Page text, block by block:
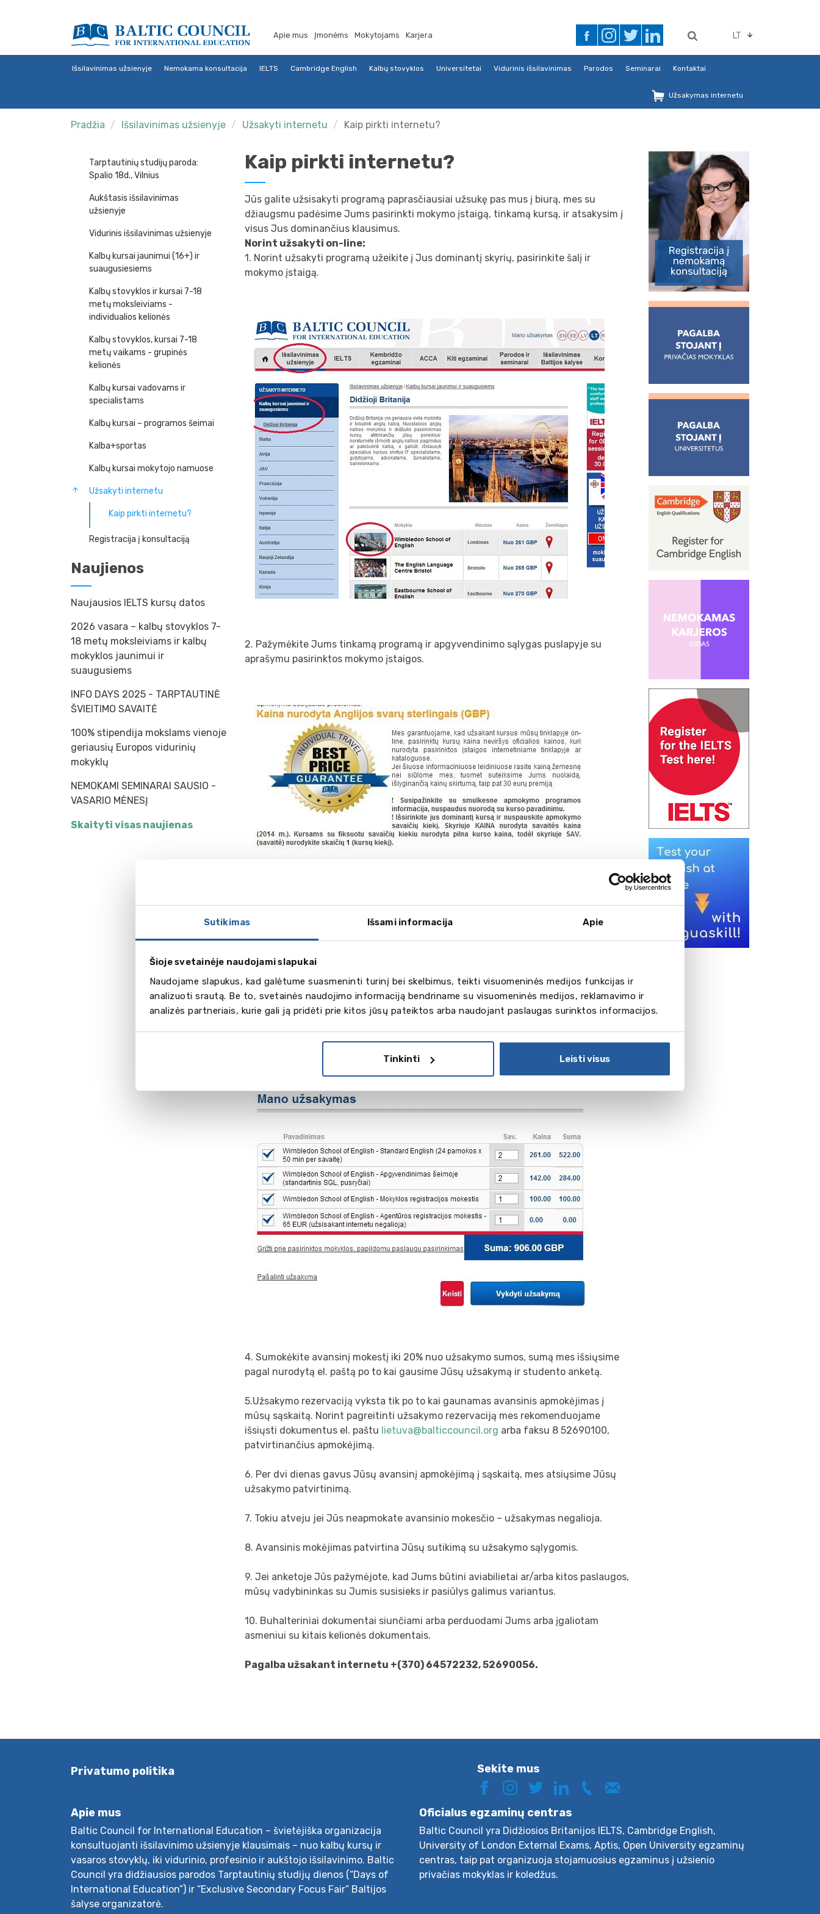
Sutikimas Išsami informacija Apie
Šioje svetainėje naudojami slapukai
Naudojame slapukus, kad galėtume suasmeninti turinį bei skelbimus, teikti visuomeninės medijos funkcijas ir
analizuoti srautą. Be to, svetainės naudojimo informaciją bendriname su visuomeninės medijos, reklamavimo ir
analizės partneriais, kurie gali ją pridėti prie kitos jūsų pateiktos arba naudojant paslaugas surinktos informacijos.
Tinkinti Leisti visus
Apie mus Įmonėms Mokytojams Karjera LT
Išsilavinimas užsienyje Nemokama konsultacija IELTS Cambridge English Kalbų stovyklos Universitetai Vidurinis išsilavinimas Parodos Seminarai Kontaktai
Užsakymas internetu
Pradžia Išsilavinimas užsienyje Užsakyti internetu Kaip pirkti internetu?
Tarptautinių studijų paroda:
Spalio 18d., Vilnius
Aukštasis išsilavinimas
užsienyje
Vidurinis išsilavinimas užsienyje
Kalbų kursai jaunimui (16+) ir
suaugusiesiems
Kalbų stovyklos ir kursai 7-18
metų moksleiviams -
individualios kelionės
Kalbų stovyklos, kursai 7-18
metų vaikams - grupinės
kelionės
Kalbų kursai vadovams ir
specialistams
Kalbų kursai – programos šeimai
Kalba+sportas
Kalbų kursai mokytojo namuose
Užsakyti internetu
Kaip pirkti internetu?
Registracija į konsultaciją
Naujienos
Naujausios IELTS kursų datos
2026 vasara – kalbų stovyklos 7-
18 metų moksleiviams ir kalbų
mokyklos jaunimui ir
suaugusiems
INFO DAYS 2025 - TARPTAUTINĖ
ŠVIEITIMO SAVAITĖ
100% stipendija mokslams vienoje
geriausių Europos vidurinių
mokyklų
NEMOKAMI SEMINARAI SAUSIO -
VASARIO MĖNESĮ
Skaityti visas naujienas
Kaip pirkti internetu?
Jūs galite užsisakyti programą paprasčiausiai užsukę pas mus į biurą, mes su
džiaugsmu padėsime Jums pasirinkti mokymo įstaigą, tinkamą kursą, ir atsakysim į
visus Jus dominančius klausimus.
Norint užsakyti on-line:
1. Norint užsakyti programą užeikite į Jus dominantį skyrių, pasirinkite šalį ir
mokymo įstaigą.
2. Pažymėkite Jums tinkamą programą ir apgyvendinimo sąlygas puslapyje su
aprašymu pasirinktos mokymo įstaigos.
3. Paspaudus mygtuką „užsakymo suma“ mokymo įstaigos puslapyje. Jūs
pamatysite bendrą programos sumą ir susipažinti su užsakymo sąlygomis.
užsakytojo anketą ir studento anketą.
4. Sumokėkite avansinį mokestį iki 20% nuo užsakymo sumos, sumą mes išsiųsime
pagal nurodytą el. paštą po to kai gausime Jūsų užsakymą ir studento anketą.
5.Užsakymo rezervaciją vyksta tik po to kai gaunamas avansinis apmokėjimas į
mūsų sąskaitą. Norint pagreitinti užsakymo rezervaciją mes rekomenduojame
išsiųsti dokumentus el. paštu lietuva@balticcouncil.org arba faksu 8 52690100,
patvirtinančius apmokėjimą.
6. Per dvi dienas gavus Jūsų avansinį apmokėjimą į sąskaitą, mes atsiųsime Jūsų
užsakymo patvirtinimą.
7. Tokiu atveju jei Jūs neapmokate avansinio mokesčio – užsakymas negalioja.
8. Avansinis mokėjimas patvirtina Jūsų sutikimą su užsakymo sąlygomis.
9. Jei anketoje Jūs pažymėjote, kad Jums būtini aviabilietai ar/arba kitos paslaugos,
mūsų vadybininkas su Jumis susisieks ir pasiūlys galimus variantus.
10. Buhalteriniai dokumentai siunčiami arba perduodami Jums arba įgaliotam
asmeniui su kitais kelionės dokumentais.
Pagalba užsakant internetu +(370) 64572232, 52690056.
Privatumo politika Sekite mus
Apie mus
Baltic Council for International Education – švietėjiška organizacija
konsultuojanti išsilavinimo užsienyje klausimais – nuo kalbų kursų ir
vasaros stovyklų, iki vidurinio, profesinio ir aukštojo išsilavinimo. Baltic
Council yra didžiausios parodos Tarptautinių studijų dienos (“Days of
International Education”) ir “Exclusive Secondary Focus Fair” Baltijos
šalyse organizatorė.
Oficialus egzaminų centras
Baltic Council yra Didžiosios Britanijos IELTS, Cambridge English,
University of London External Exams, Aptis, Open University egzaminų
centras, taip pat organizuoja stojamuosius egzaminus į užsienio
privačias mokyklas ir koledžus.